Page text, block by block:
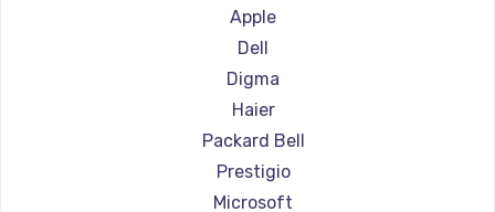
Ремонт ноутбуков Thunderobot
Ремонт ноутбуков Hasee
Ремонт ноутбуков ZTE
Ремонт ноутбуков Hiper
Ремонт ноутбуков Evga
Ремонт ноутбуков Google
Ремонт ноутбуков Echips
Apple
Dell
Digma
Haier
Packard Bell
Prestigio
Microsoft